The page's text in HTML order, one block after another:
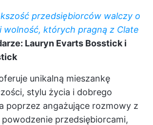
przedsiębiorców walczy o
wolność, których pragną z Clate
Lauryn Evarts Bosstick i
unikalną mieszankę
stylu życia i dobrego
poprzez angażujące rozmowy z
przedsiębiorcami,